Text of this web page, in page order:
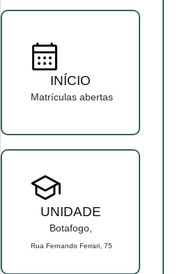
INÍCIO
Matrículas abertas
UNIDADE
Botafogo,
Rua Fernando Ferrari, 75